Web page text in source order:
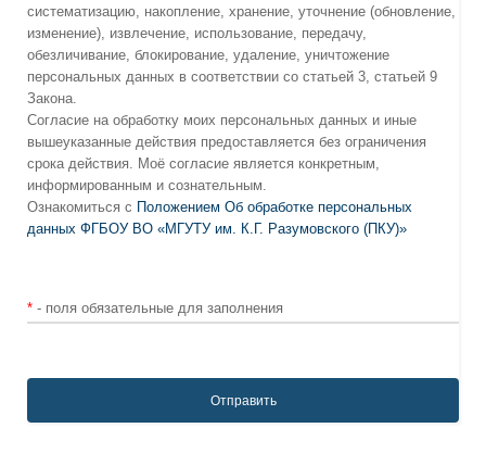
систематизацию, накопление, хранение, уточнение (обновление,
изменение), извлечение, использование, передачу,
обезличивание, блокирование, удаление, уничтожение
персональных данных в соответствии со статьей 3, статьей 9
Закона.
Согласие на обработку моих персональных данных и иные
вышеуказанные действия предоставляется без ограничения
срока действия. Моё согласие является конкретным,
информированным и сознательным.
Ознакомиться с Положением Об обработке персональных
данных ФГБОУ ВО «МГУТУ им. К.Г. Разумовского (ПКУ)»
* - поля обязательные для заполнения